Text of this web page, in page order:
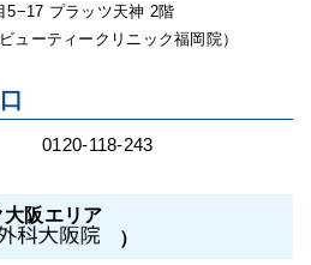
5−17 プラッツ天神 2階
ューティークリニック福岡院）
0120-118-243
阪エリア
）